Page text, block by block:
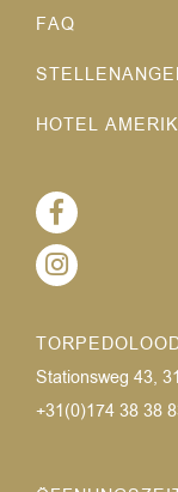
FAQ
HOTEL
Stationsweg 43,
+31(0)174 38 38